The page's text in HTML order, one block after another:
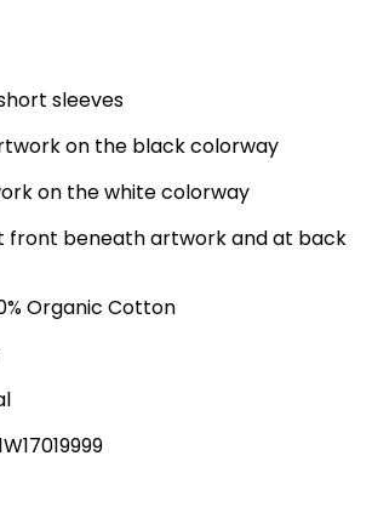
sleeves
on the black colorway
on the white colorway
front beneath artwork and at back
Organic Cotton